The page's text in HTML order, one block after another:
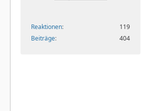
Reaktionen
119
Beiträge
404